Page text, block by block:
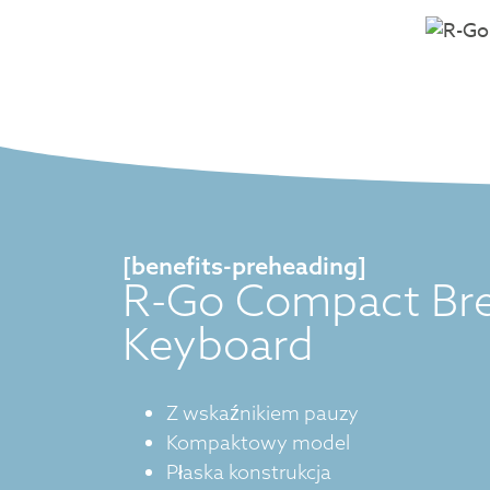
[benefits-preheading]
R-Go Compact
Keyboard
Z wskaźnikiem pauzy
Kompaktowy model
Płaska konstrukcja